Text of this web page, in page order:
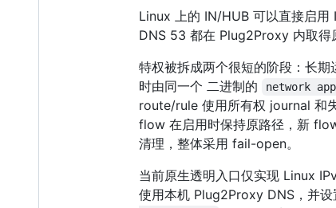
Linux 上的 IN/HUB 可以直接启
DNS 53 都在 Plug2Proxy 内取得
特权被拆成两个很短的阶段：长期
时由同一个 二进制的
network
route/rule 使用所有权 journal 和
flow 在启用时保持原路径，新
清理，整体采用 fail-open。
当前原生透明入口仅实现 Linux
使用本机 Plug2Proxy DNS，并设